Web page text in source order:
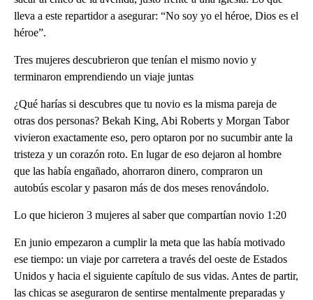
lleva a este repartidor a asegurar: “No soy yo el héroe, Dios es el
héroe”.
Tres mujeres descubrieron que tenían el mismo novio y
terminaron emprendiendo un viaje juntas
¿Qué harías si descubres que tu novio es la misma pareja de
otras dos personas? Bekah King, Abi Roberts y Morgan Tabor
vivieron exactamente eso, pero optaron por no sucumbir ante la
tristeza y un corazón roto. En lugar de eso dejaron al hombre
que las había engañado, ahorraron dinero, compraron un
autobús escolar y pasaron más de dos meses renovándolo.
Lo que hicieron 3 mujeres al saber que compartían novio 1:20
En junio empezaron a cumplir la meta que las había motivado
ese tiempo: un viaje por carretera a través del oeste de Estados
Unidos y hacia el siguiente capítulo de sus vidas. Antes de partir,
las chicas se aseguraron de sentirse mentalmente preparadas y